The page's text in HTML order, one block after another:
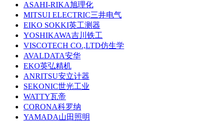
ASAHI-RIKA旭理化
MITSUI ELECTRIC三井电气
EIKO SOKKI英工测器
YOSHIKAWA吉川铁工
VISCOTECH CO.,LTD仿生学
AVALDATA安华
EKO英弘精机
ANRITSU安立计器
SEKONIC世光工业
WATTY瓦帝
CORONA科罗纳
YAMADA山田照明